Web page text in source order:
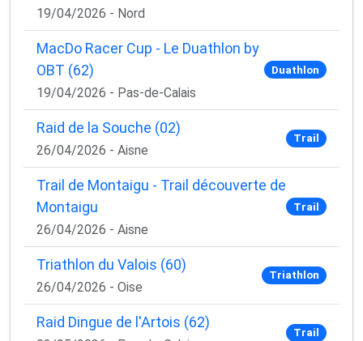
19/04/2026 - Nord
MacDo Racer Cup - Le Duathlon by
OBT (62)
19/04/2026 - Pas-de-Calais
Duathlon
Raid de la Souche (02)
26/04/2026 - Aisne
Trail
Trail de Montaigu - Trail découverte de
Montaigu
26/04/2026 - Aisne
Trail
Triathlon du Valois (60)
26/04/2026 - Oise
Triathlon
Raid Dingue de l'Artois (62)
Trail